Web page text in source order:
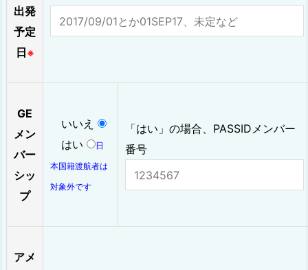
出発
予定
日※
GE
メン
バー
シッ
プ
いいえ
はい
日
本国籍渡航者は
対象外です
「はい」の場合、PASSIDメンバー
番号
アメ